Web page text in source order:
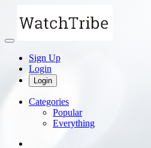
Sign Up
Login
Login
Categories
Popular
Everything